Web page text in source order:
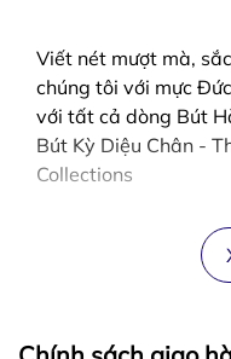
Viết nét mượt mà,
chúng tôi với mực
với tất cả dòng Bút
Bút Kỳ Diệu Chân -
Collections